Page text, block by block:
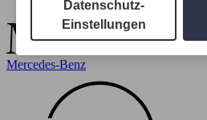
Mercedes-Benz
Datenschutz-
Einstellungen